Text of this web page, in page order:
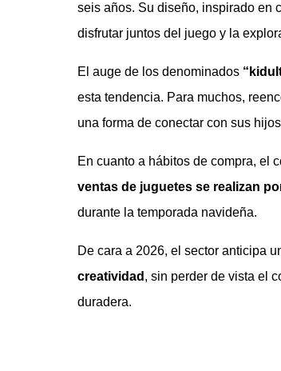
seis años. Su diseño, inspirado en
disfrutar juntos del juego y la
El auge de los denominados
esta tendencia. Para muchos,
una forma de conectar con sus
En cuanto a hábitos de compra, el
ventas de juguetes se realizan
durante la temporada navideña.
De cara a 2026, el sector anticipa
creatividad , sin perder de vista el
duradera.